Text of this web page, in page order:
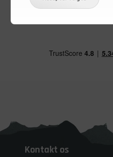
Kontakt os